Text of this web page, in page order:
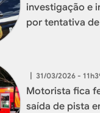
investigação e
por tentativa
| 31/03/2026 -
Motorista fica
saída de pista